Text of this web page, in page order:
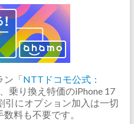
ン「NTTドコモ公式：
乗り換え特価のiPhone 17
引にオプション加入は一切
料も不要です。